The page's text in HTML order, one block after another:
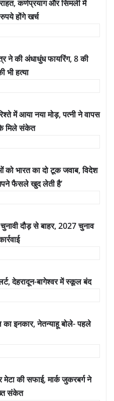
कर्णप्रयाग और सिमली में
होंगे खर्च
ने की अंधाधुंध फायरिंग, 8 की
भी हत्या
में आया नया मोड़, पत्नी ने वापस
मिले संकेत
को भारत का दो टूक जवाब, विदेश
फैसले खुद लेती है’
दौड़ से बाहर, 2027 चुनाव
देहरादून-बागेश्वर में स्कूल बंद
इनकार, नेतन्याहू बोले- पहले
की सफाई, मार्क जुकरबर्ग ने
संकेत